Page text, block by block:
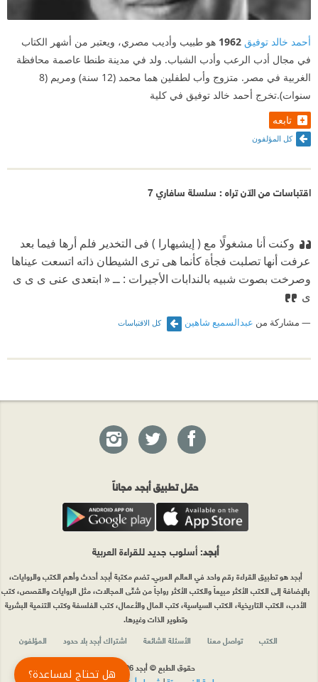
أحمد خالد توفيق 1962 هو طبيب وأديب مصري، ويعتبر من أشهر الكتاب
في مجال أدب الرعب وأدب الشباب. ولد في مدينة طنطا عاصمة محافظة
الغربية في مصر. متزوج وأب لطفلين هما محمد (12 سنة) ومريم (8
سنوات).تخرج أحمد خالد توفيق في كلية
تابعه
كل المؤلفون
اقتباسات من الآن تراه : سلسلة سافاري 7
وكنت أنا مشغولًا مع ( إيشيهارا ) فى التخدير فلم أرها ‫فيما بعد
عرفت أنها تصلبت فجأة كأنما هى ترى الشيطان ذاتە ‫اتسعت عيناها
وصرخت بصوت شبيە بالندابات الأجيرات : ‫ــ « ابتعدى عنى ى ى ى
ى
مشاركة من عبدالسميع شاهين كل الاقتباسات
حمّل تطبيق أبجد مجاناً
أبجد: أسلوب جديد للقراءة العربية
أبجد هو تطبيق القراءة رقم واحد في العالم العربي. تضم مكتبة أبجد أحدث وأهم الكتب والروايات،
بالإضافة إلى الكتب الأكثر مبيعاً والكتب الأكثر رواجاً من شتّى المجالات، مثل الروايات والقصص، كتب
الأدب، الكتب التاريخية، الكتب السياسية، كتب المال والأعمال، كتب الفلسفة وكتب التنمية البشرية
وتطوير الذات وغيرها.
الكتب
تواصل معنا الأسئلة الشائعة اشتراك أبجد بلا حدود
المؤلفون
حقوق الطبع © أبجد 2026
هل تحتاج لمساعدة؟